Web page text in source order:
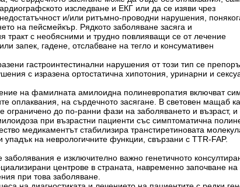
изследване и ЕКГ или да се изяви чрез
и/или ритъмно-проводни нарушения,
на пейсмейкър. Рядкото заболяване засяга и
тракт с необясними и трудно повлияващи се от лечение
запек, гадене, отслабване на тегло и консумативен
гастроинтестинални нарушения от този тип се
с изразена ортостатична хипотония, уринарни и
на фамилната амилоидна полиневропатия включват
оплаквания, на сърдечното засягане. В световен мащаб
ограничено до по-ранни фази на заболяването и
при възрастни пациенти със симптоматична
медикаментът стабилизира транстиретиновата
упадък на неврологичните функции, свързани с TTR-FAP.
заболявания е изключително важно генетичното
центрове в страната, навременно започване
при това заболяване.